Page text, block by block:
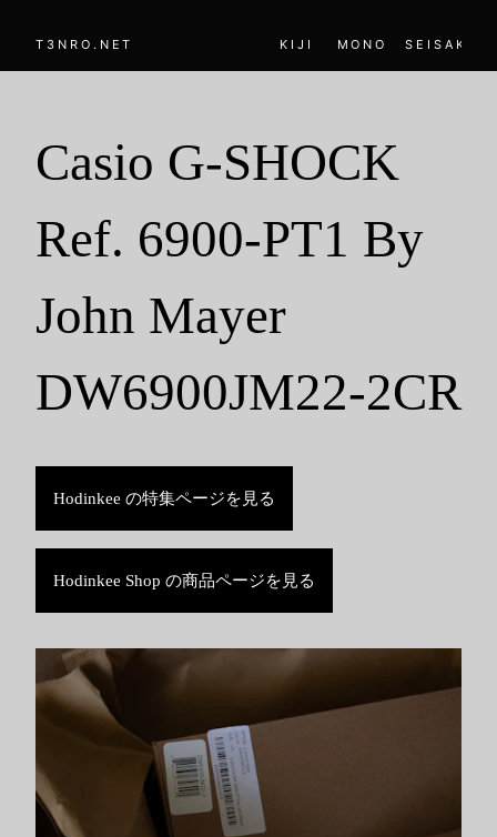
T3NRO.NET KIJI MONO SEISAKU
Casio G-SHOCK
Ref. 6900-PT1 By
John Mayer
DW6900JM22-2CR
Hodinkee の特集ページを見る
Hodinkee Shop の商品ページを見る